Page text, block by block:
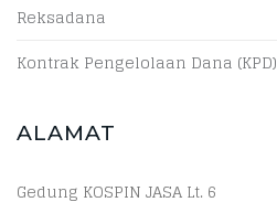
Reksadana
Kontrak Pengelolaan Dana (KPD)
ALAMAT
Gedung KOSPIN JASA Lt. 6